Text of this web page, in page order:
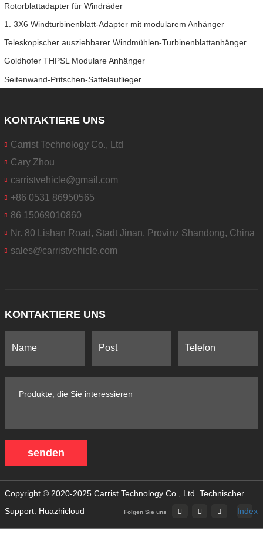
Rotorblattadapter für Windräder
1. 3X6 Windturbinenblatt-Adapter mit modularem Anhänger
Teleskopischer ausziehbarer Windmühlen-Turbinenblattanhänger
Goldhofer THPSL Modulare Anhänger
Seitenwand-Pritschen-Sattelauflieger
KONTAKTIERE UNS
Carrist Technology Co., Ltd
Cary Zhou
carristvehicle@gmail.com
+86 0531 86950565
86 15069010860
Nr. 80 Lishan Road, Stadt Jinan, Provinz Shandong, China
sales@carristvehicle.com
KONTAKTIERE UNS
senden
Copyright © 2020-2025 Carrist Technology Co., Ltd. Technischer
Support: Huazhicloud
Folgen Sie uns Index